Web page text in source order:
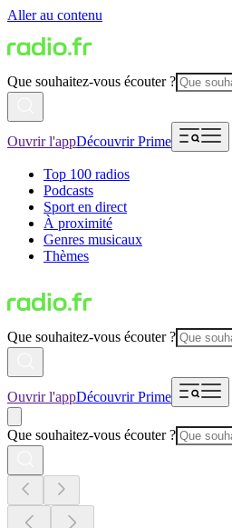
Aller au contenu
Que souhaitez-vous écouter ?
Ouvrir l'appDécouvrir Prime
Top 100 radios
Podcasts
Sport en direct
À proximité
Genres musicaux
Thèmes
Que souhaitez-vous écouter ?
Ouvrir l'appDécouvrir Prime
Que souhaitez-vous écouter ?